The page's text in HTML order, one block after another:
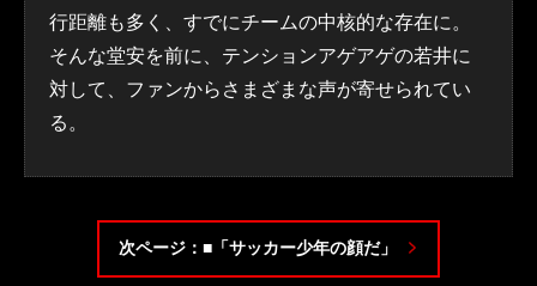
行距離も多く、すでにチームの中核的な存在に。
そんな堂安を前に、テンションアゲアゲの若井に
対して、ファンからさまざまな声が寄せられてい
る。
次ページ：■「サッカー少年の顔だ」